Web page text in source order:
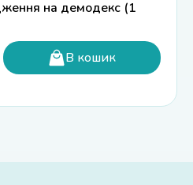
на демодекс (1
В кошик